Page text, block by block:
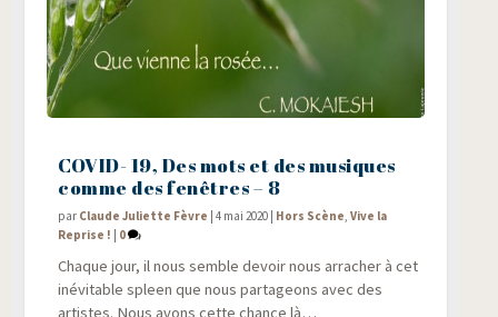
COVID- 19, Des mots et des musiques
comme des fenêtres – 8
par Claude Juliette Fèvre |4 mai 2020 | Hors Scène ,Vive la
Reprise ! | 0
Chaque jour, il nous semble devoir nous arra­cher à cet
inévi­table spleen que nous par­ta­geons avec des
artistes. Nous avons cette chance là…